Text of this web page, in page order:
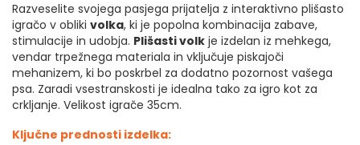
Razveselite svojega pasjega prijatelja z interaktivno plišasto
igračo v obliki volka, ki je popolna kombinacija zabave,
stimulacije in udobja. Plišasti volk je izdelan iz mehkega,
vendar trpežnega materiala in vključuje piskajoči
mehanizem, ki bo poskrbel za dodatno pozornost vašega
psa. Zaradi vsestranskosti je idealna tako za igro kot za
crkljanje. Velikost igrače 35cm.
Ključne prednosti izdelka: